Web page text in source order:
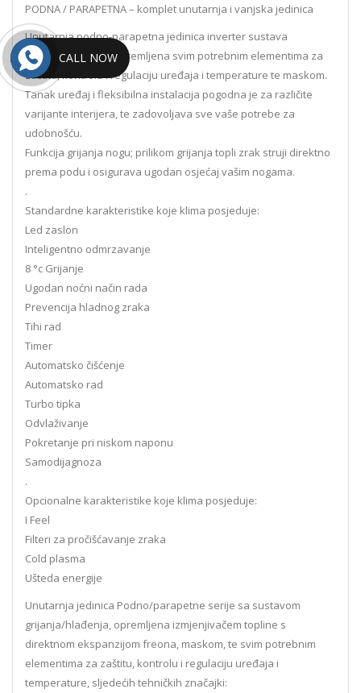
PODNA / PARAPETNA – komplet unutarnja i vanjska jedinica
Unutarnja podno-parapetna jedinica inverter sustava
grijanja/hlađenja, opremljena svim potrebnim elementima za
zaštitu, kontrolu i regulaciju uređaja i temperature te maskom.
Tanak uređaj i fleksibilna instalacija pogodna je za različite
varijante interijera, te zadovoljava sve vaše potrebe za
udobnošću.
Funkcija grijanja nogu; prilikom grijanja topli zrak struji direktno
prema podu i osigurava ugodan osjećaj vašim nogama.
.
Standardne karakteristike koje klima posjeduje:
Led zaslon
Inteligentno odmrzavanje
8 °c Grijanje
Ugodan noćni način rada
Prevencija hladnog zraka
Tihi rad
Timer
Automatsko čišćenje
Automatsko rad
Turbo tipka
Odvlaživanje
Pokretanje pri niskom naponu
Samodijagnoza
.
Opcionalne karakteristike koje klima posjeduje:
I Feel
Filteri za pročišćavanje zraka
Cold plasma
Ušteda energije
Unutarnja jedinica Podno/parapetne serije sa sustavom
grijanja/hlađenja, opremljena izmjenjivačem topline s
direktnom ekspanzijom freona, maskom, te svim potrebnim
elementima za zaštitu, kontrolu i regulaciju uređaja i
temperature, sljedećih tehničkih značajki:
CALL NOW